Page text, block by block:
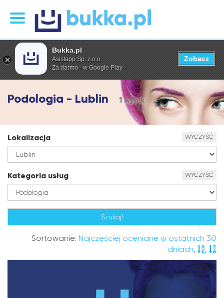
Podologia - Lublin 1 wynik
Lokalizacja WYCZYŚĆ
Kategoria usług WYCZYŚĆ
Sortowanie: Najczęściej oceniane w ostatnich 30
dniach, ,
Bukka.pl
Asistapp Sp. z o.o.
Za darmo - w Google Play
Zobacz